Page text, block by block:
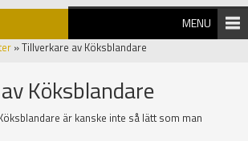
MENU
» Tillverkare av Köksblandare
Köksblandare
är kanske inte så lätt som man